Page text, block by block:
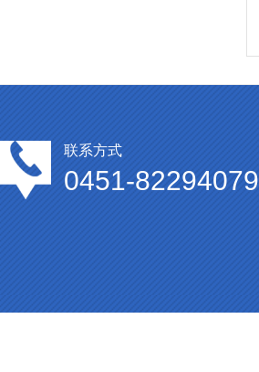
联系方式
0451-82294079